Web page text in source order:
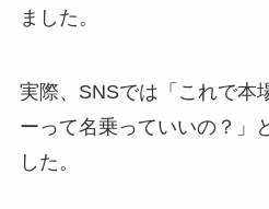
ました。
実際、SNSでは「これで本
ーって名乗っていいの？」
した。